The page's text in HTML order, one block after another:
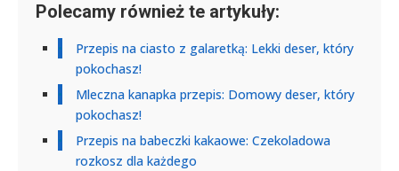
Polecamy również te artykuły:
Przepis na ciasto z galaretką: Lekki deser, który
pokochasz!
Mleczna kanapka przepis: Domowy deser, który
pokochasz!
Przepis na babeczki kakaowe: Czekoladowa
rozkosz dla każdego